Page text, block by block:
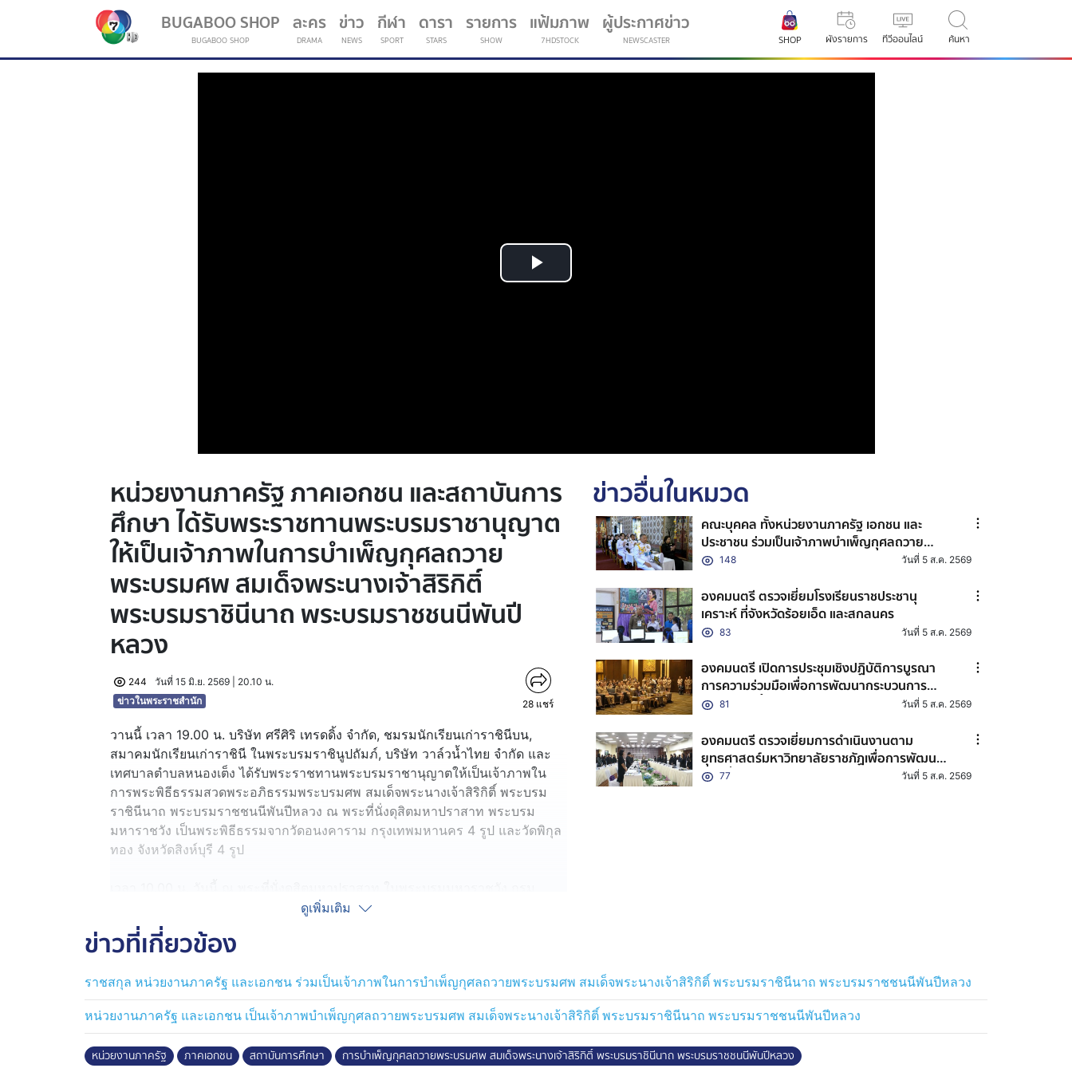
BUGABOO SHOP
BUGABOO SHOP
ละคร
DRAMA
ข่าว
NEWS
กีฬา
SPORT
(current)
ดารา
STARS
รายการ
SHOW
แฟ้มภาพ
7HDSTOCK
ผู้ประกาศข่าว
NEWSCASTER SHOP ผังรายการ ทีวีออนไลน์ ค้นหา
Play
หน่วยงานภาครัฐ ภาคเอกชน และสถาบันการ
ศึกษา ได้รับพระราชทานพระบรมราชานุญาต
ให้เป็นเจ้าภาพในการบำเพ็ญกุศลถวาย
พระบรมศพ สมเด็จพระนางเจ้าสิริกิติ์
พระบรมราชินีนาถ พระบรมราชชนนีพันปี
หลวง
244
วันที่ 15 มิ.ย. 2569 | 20.10 น.
ข่าวในพระราชสำนัก
28 แชร์
วานนี้ เวลา 19.00 น. บริษัท ศรีศิริ เทรดดิ้ง จำกัด, ชมรมนักเรียนเก่าราชินีบน,
สมาคมนักเรียนเก่าราชินี ในพระบรมราชินูปถัมภ์, บริษัท วาล์วน้ำไทย จำกัด และ
เทศบาลตำบลหนองเต็ง ได้รับพระราชทานพระบรมราชานุญาตให้เป็นเจ้าภาพใน
การพระพิธีธรรมสวดพระอภิธรรมพระบรมศพ สมเด็จพระนางเจ้าสิริกิติ์ พระบรม
ราชินีนาถ พระบรมราชชนนีพันปีหลวง ณ พระที่นั่งดุสิตมหาปราสาท พระบรม
มหาราชวัง เป็นพระพิธีธรรมจากวัดอนงคาราม กรุงเทพมหานคร 4 รูป และวัดพิกุล
ทอง จังหวัดสิงห์บุรี 4 รูป
สรรพากร ได้รับพระราชทานพระบรมราชานุญาต ให้เป็นเจ้าภาพในการบำเพ็ญกุศล
ถวายพระบรมศพ สมเด็จพระนางเจ้าสิริกิติ์ พระบรมราชินีนาถ พระบรมราชชนนี
พันปีหลวง ในการถวายภัตตาหารเพลแด่พระสงฆ์ รวม 10 รูป จากวัดต่าง ๆ ประกอบ
จังหวัดนครศรีธรรมราช, วัดโลการาม จังหวัดสุราษฎร์ธานี, วัดโตนด จังหวัด
นนทบุรี และวัดเทพลีลา กรุงเทพมหานคร
พัฒนาสุขภาพอาเซียน มหาวิทยาลัยมหิดล, กลุ่มบริษัท อาคารภคินท์ จํากัด และ
ดูเพิ่มเติม
ข่าวอื่นในหมวด
คณะบุคคล ทั้งหน่วยงานภาครัฐ เอกชน และ
ประชาชน ร่วมเป็นเจ้าภาพบำเพ็ญกุศลถวาย
พระบรมศพ สมเด็จพระนางเจ้าสิริกิติ์ พระบรม
148 วันที่ 5 ส.ค. 2569
องคมนตรี ตรวจเยี่ยมโรงเรียนราชประชานุ
เคราะห์ ที่จังหวัดร้อยเอ็ด และสกลนคร
83 วันที่ 5 ส.ค. 2569
องคมนตรี เปิดการประชุมเชิงปฏิบัติการบูรณา
การความร่วมมือเพื่อการพัฒนากระบวนการ
แก้ไขบำบัดฟื้นฟูเด็กและเยาวชน ภายใต้โครงการ
กษัตริย์
81 วันที่ 5 ส.ค. 2569
องคมนตรี ตรวจเยี่ยมการดำเนินงานตาม
ยุทธศาสตร์มหาวิทยาลัยราชภัฏเพื่อการพัฒนา
ท้องถิ่น ประจำปี 2569 ของมหาวิทยาลัยราชภัฏ
77 วันที่ 5 ส.ค. 2569
ข่าวที่เกี่ยวข้อง
ราชสกุล หน่วยงานภาครัฐ และเอกชน ร่วมเป็นเจ้าภาพในการบำเพ็ญกุศลถวายพระบรมศพ สมเด็จพระนางเจ้าสิริกิติ์ พระบรมราชินีนาถ พระบรมราชชนนีพันปีหลวง
หน่วยงานภาครัฐ และเอกชน เป็นเจ้าภาพบำเพ็ญกุศลถวายพระบรมศพ สมเด็จพระนางเจ้าสิริกิติ์ พระบรมราชินีนาถ พระบรมราชชนนีพันปีหลวง
หน่วยงานภาครัฐ ภาคเอกชน สถาบันการศึกษา การบำเพ็ญกุศลถวายพระบรมศพ สมเด็จพระนางเจ้าสิริกิติ์ พระบรมราชินีนาถ พระบรมราชชนนีพันปีหลวง